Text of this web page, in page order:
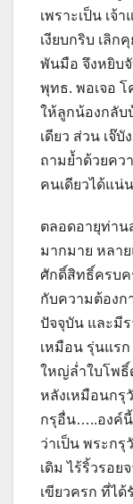
เพราะเป็น เจ้
เงียบกริบ เลิก
พันมือ จึงหยิบจั
พุทธ. พอเจอ โ
ให้ลูกน้องกลั
เดียว ส่วน เจ๊
ถามย้ำด้วยคว
คนเดียวได้แน่
ตลอดอายุท่าน
มากมาย หลา
ศักดิ์สิทธิ์ครบค
กับความต้องก
ปัจจุบัน และมีร
เหมือน รุ่นแร
ใหญ่ล่ำใบโพ
หลังเหมือนกรุ
กรุอื่น…..องค์นี้
ว่าเป็น พระก
เดิม ไร้ริ้วรอย
เขียวครก ที่ไ